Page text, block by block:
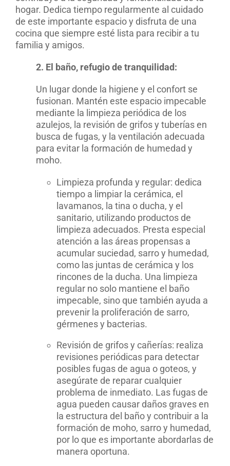
hogar. Dedica tiempo regularmente al cuidado
de este importante espacio y disfruta de una
cocina que siempre esté lista para recibir a tu
familia y amigos.
2. El baño, refugio de tranquilidad:
Un lugar donde la higiene y el confort se
fusionan. Mantén este espacio impecable
mediante la limpieza periódica de los
azulejos, la revisión de grifos y tuberías en
busca de fugas, y la ventilación adecuada
para evitar la formación de humedad y
moho.
Limpieza profunda y regular: dedica
tiempo a limpiar la cerámica, el
lavamanos, la tina o ducha, y el
sanitario, utilizando productos de
limpieza adecuados. Presta especial
atención a las áreas propensas a
acumular suciedad, sarro y humedad,
como las juntas de cerámica y los
rincones de la ducha. Una limpieza
regular no solo mantiene el baño
impecable, sino que también ayuda a
prevenir la proliferación de sarro,
gérmenes y bacterias.
Revisión de grifos y cañerías: realiza
revisiones periódicas para detectar
posibles fugas de agua o goteos, y
asegúrate de reparar cualquier
problema de inmediato. Las fugas de
agua pueden causar daños graves en
la estructura del baño y contribuir a la
formación de moho, sarro y humedad,
por lo que es importante abordarlas de
manera oportuna.